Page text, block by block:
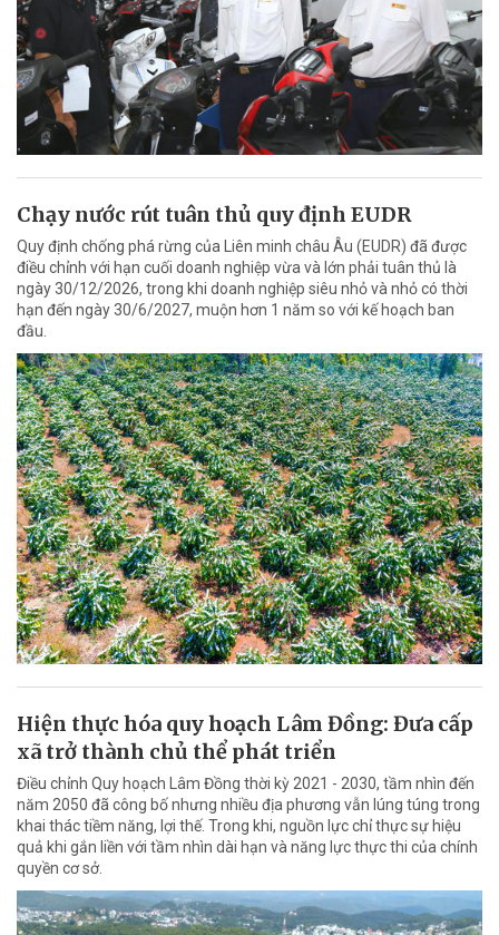
Chạy nước rút tuân thủ quy định EUDR
Quy định chống phá rừng của Liên minh châu Âu (EUDR) đã được
điều chỉnh với hạn cuối doanh nghiệp vừa và lớn phải tuân thủ là
ngày 30/12/2026, trong khi doanh nghiệp siêu nhỏ và nhỏ có thời
hạn đến ngày 30/6/2027, muộn hơn 1 năm so với kế hoạch ban
đầu.
Hiện thực hóa quy hoạch Lâm Đồng: Đưa cấp
xã trở thành chủ thể phát triển
Điều chỉnh Quy hoạch Lâm Đồng thời kỳ 2021 - 2030, tầm nhìn đến
năm 2050 đã công bố nhưng nhiều địa phương vẫn lúng túng trong
khai thác tiềm năng, lợi thế. Trong khi, nguồn lực chỉ thực sự hiệu
quả khi gắn liền với tầm nhìn dài hạn và năng lực thực thi của chính
quyền cơ sở.